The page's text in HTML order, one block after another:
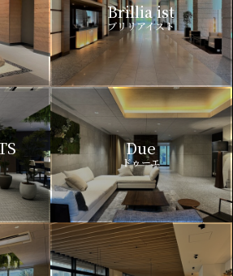
Brillia ist
ブリリアイスト
Due
ドゥーエ